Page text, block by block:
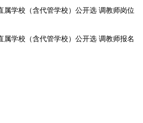
属学校（含代管学校）公开选 调教师岗位
属学校（含代管学校）公开选 调教师报名